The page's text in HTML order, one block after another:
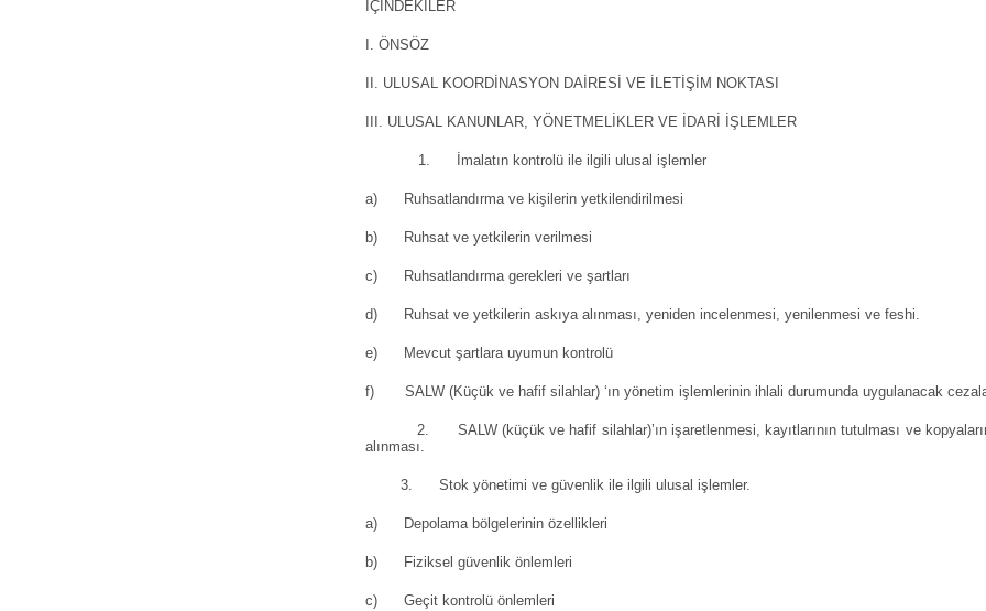
İÇİNDEKİLER
I. ÖNSÖZ
II. ULUSAL KOORDİNASYON DAİRESİ VE İLETİŞİM NOKTASI
III. ULUSAL KANUNLAR, YÖNETMELİKLER VE İDARİ İŞLEMLER
1. İmalatın kontrolü ile ilgili ulusal işlemler
a) Ruhsatlandırma ve kişilerin yetkilendirilmesi
b) Ruhsat ve yetkilerin verilmesi
c) Ruhsatlandırma gerekleri ve şartları
d) Ruhsat ve yetkilerin askıya alınması, yeniden incelenmesi, yenilenmesi ve feshi.
e) Mevcut şartlara uyumun kontrolü
f) SALW (Küçük ve hafif silahlar) ‘ın yönetim işlemlerinin ihlali durumunda uygulanacak
2. SALW (küçük ve hafif silahlar)’ın işaretlenmesi, kayıtlarının tutulması ve
alınması.
3. Stok yönetimi ve güvenlik ile ilgili ulusal işlemler.
a) Depolama bölgelerinin özellikleri
b) Fiziksel güvenlik önlemleri
c) Geçit kontrolü önlemleri